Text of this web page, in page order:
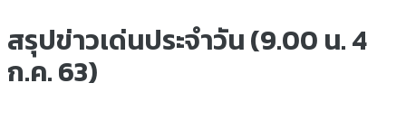
สรุปข่าวเด่นประจำวัน (9.00 น. 4
ก.ค. 63)